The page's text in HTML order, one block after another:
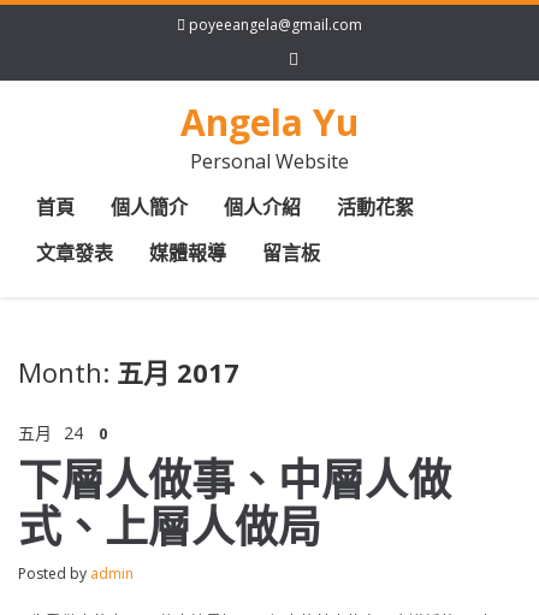
poyeeangela@gmail.com
Angela Yu
Personal Website
首頁
個人簡介 個人介紹
活動花絮
文章發表
媒體報導 留言板
Month: 五月 2017
五月 24 0
下層人做事、中層人做
式、上層人做局
Posted by admin